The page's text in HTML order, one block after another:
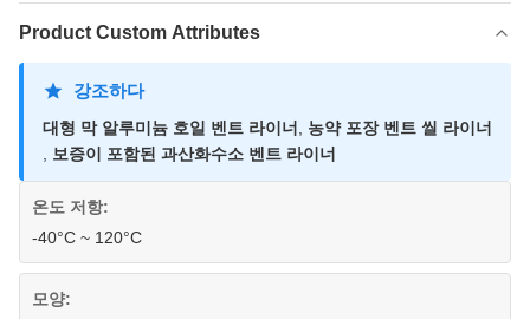
Product Custom Attributes
강조하다
대형 막 알루미늄 호일 벤트 라이너 , 농약 포장 벤트 씰 라이너
, 보증이 포함된 과산화수소 벤트 라이너
온도 저항:
-40°C ~ 120°C
모양: